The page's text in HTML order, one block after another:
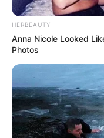
HERBEAUTY
Anna Nicole Looked
Photos